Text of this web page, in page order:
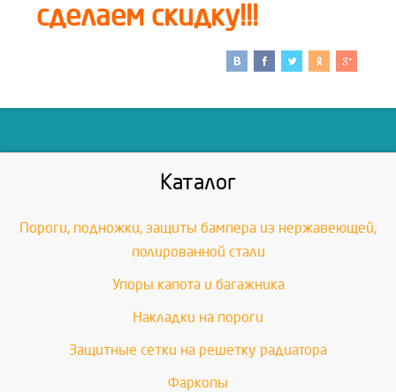
сделаем скидку!!!
Каталог
Пороги, подножки, защиты бампера из нержавеющей,
полированной стали
Упоры капота и багажника
Накладки на пороги
Защитные сетки на решетку радиатора
Фаркопы